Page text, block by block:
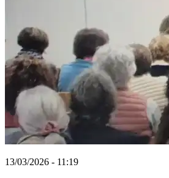
13/03/2026 - 11:19